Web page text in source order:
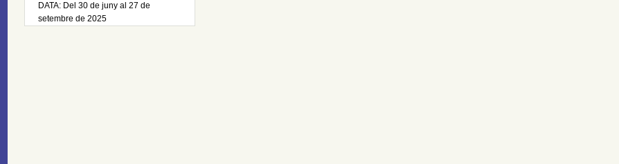
DATA: Del 30 de juny al 27 de
setembre de 2025